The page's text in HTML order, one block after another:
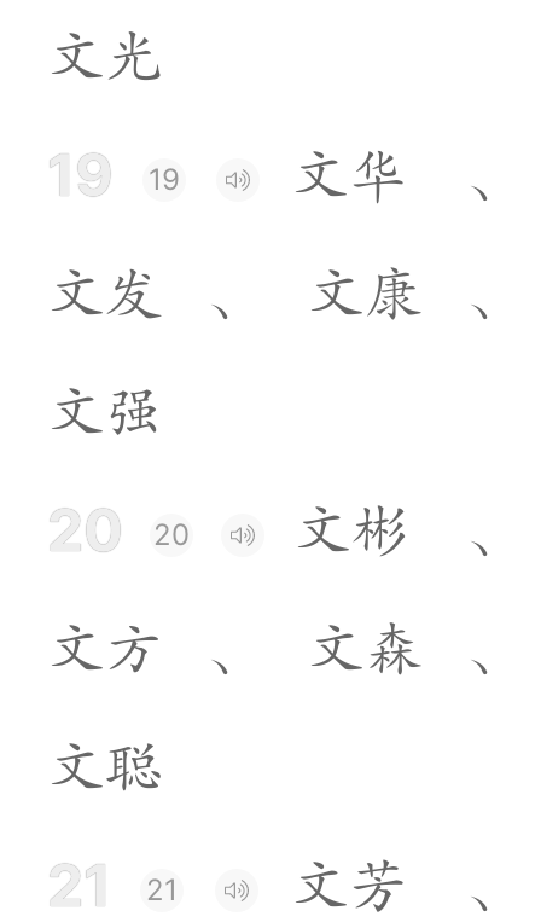
文光
19 19 文华
、
文发 、 文康
、
文强
20 20 文彬
、
文方 、 文森
、
文聪
21 21 文芳
、